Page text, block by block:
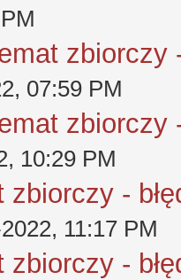
zbiorczy
07:59 PM
zbiorczy
10:29 PM
-
11:17 PM
-